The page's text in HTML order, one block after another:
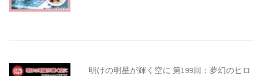
明けの明星が輝く空に 第199回：夢幻のヒロ